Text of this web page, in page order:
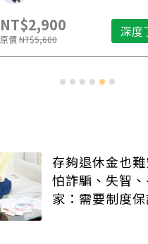
NT$2,900
原價NT$5,600 深度
存夠退休金也
怕詐騙、失智
家：需要制度